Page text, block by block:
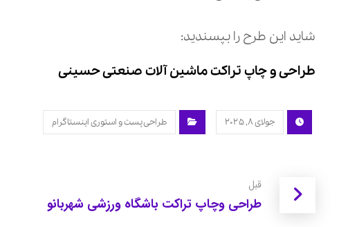
شاید این طرح را بپسندید:
طراحی و چاپ تراکت ماشین آلات صنعتی حسینی
جولای ۸, ۲۰۲۵ طراحی پست و استوری اینستاگرام
قبل
طراحی وچاپ تراکت باشگاه ورزشی شهربانو